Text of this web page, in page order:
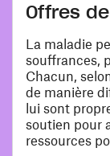
Offres
La maladie
souffrances,
Chacun,
de manière
lui sont
soutien pour
ressources